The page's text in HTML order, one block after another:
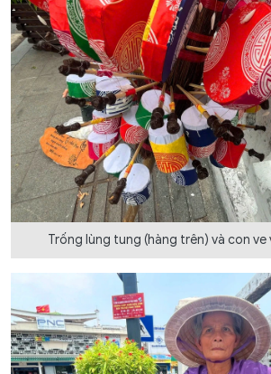
Trống lùng tung (hàng trên) và con ve